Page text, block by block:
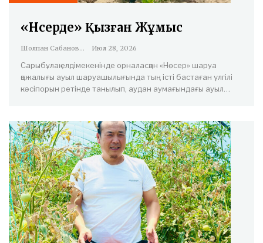
«Нөсерде» Қызған Жұмыс
Шолпан Сабанова Июл 28, 2026
Сарыбұлақ елдімекенінде орналасқан «Нөсер» шаруа
қожалығы ауыл шаруашылығында тың істі бастаған үлгілі
кәсіпорын ретінде танылып, аудан аумағындағы ауыл…